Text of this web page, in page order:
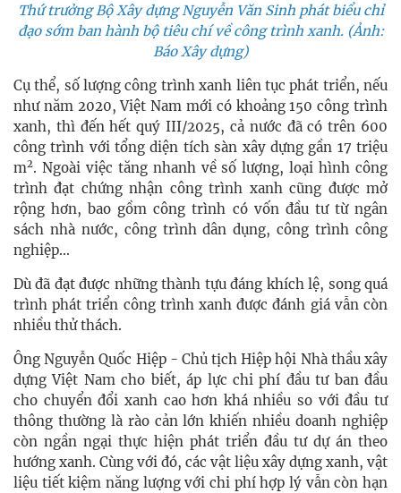
Thứ trưởng Bộ Xây dựng Nguyễn Văn Sinh phát biểu chỉ
đạo sớm ban hành bộ tiêu chí về công trình xanh. (Ảnh:
Báo Xây dựng)
Cụ thể, số lượng công trình xanh liên tục phát triển, nếu
như năm 2020, Việt Nam mới có khoảng 150 công trình
xanh, thì đến hết quý III/2025, cả nước đã có trên 600
công trình với tổng diện tích sàn xây dựng gần 17 triệu
m2. Ngoài việc tăng nhanh về số lượng, loại hình công
trình đạt chứng nhận công trình xanh cũng được mở
rộng hơn, bao gồm công trình có vốn đầu tư từ ngân
sách nhà nước, công trình dân dụng, công trình công
nghiệp...
Dù đã đạt được những thành tựu đáng khích lệ, song quá
trình phát triển công trình xanh được đánh giá vẫn còn
nhiều thử thách.
Ông Nguyễn Quốc Hiệp - Chủ tịch Hiệp hội Nhà thầu xây
dựng Việt Nam cho biết, áp lực chi phí đầu tư ban đầu
cho chuyển đổi xanh cao hơn khá nhiều so với đầu tư
thông thường là rào cản lớn khiến nhiều doanh nghiệp
còn ngần ngại thực hiện phát triển đầu tư dự án theo
hướng xanh. Cùng với đó, các vật liệu xây dựng xanh, vật
liệu tiết kiệm năng lượng với chi phí hợp lý vẫn còn hạn